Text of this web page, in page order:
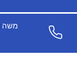
משה הס 15,